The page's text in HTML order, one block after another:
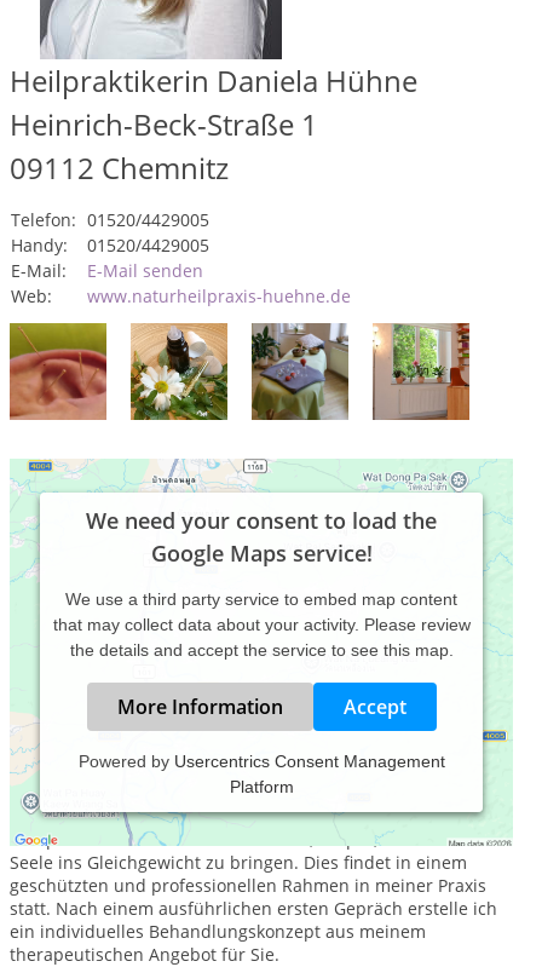
Heilpraktikerin Daniela Hühne
Heinrich-Beck-Straße 1
09112 Chemnitz
Telefon: 01520/4429005
Handy:
01520/4429005
E-Mail:
E-Mail senden
Web:
www.naturheilpraxis-huehne.de
We need your consent to load the
Google Maps service!
We use a third party service to embed map content
that may collect data about your activity. Please review
the details and accept the service to see this map.
More Information Accept
Powered by Usercentrics Consent Management
Platform
In meiner Naturheilpraxis steht der Mensch mit all seinen
Facetten an erster Stelle. Mit Einfühlungsvermögen und
Kompetenz unterstütze ich Sie dabei, Körper, Geiste und
Seele ins Gleichgewicht zu bringen. Dies findet in einem
geschützten und professionellen Rahmen in meiner Praxis
statt. Nach einem ausführlichen ersten Gepräch erstelle ich
ein individuelles Behandlungskonzept aus meinem
therapeutischen Angebot für Sie.